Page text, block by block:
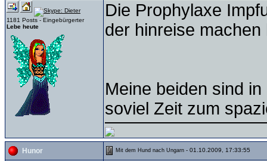
1181 Posts - Eingebürgerter
Lebe heute
Die Prophylaxe
der hinreise machen
Meine beiden sind
soviel Zeit zum
Hunor Mit dem Hund nach Ungarn - 01.10.2009, 17:33:55